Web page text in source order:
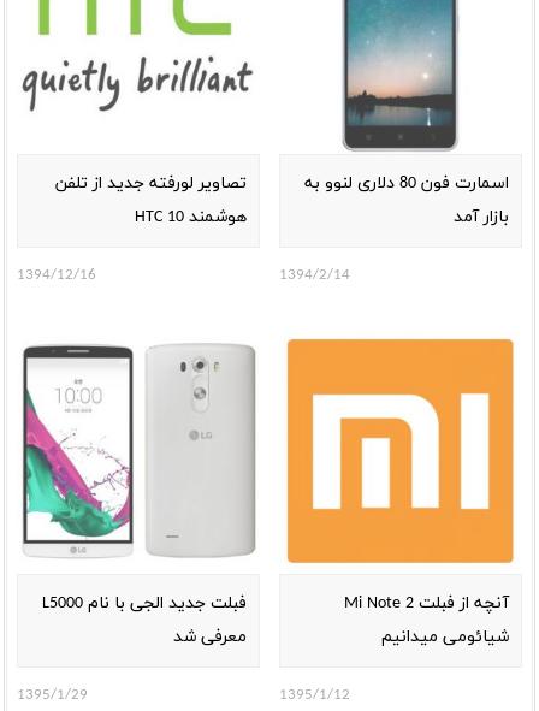
اسمارت فون 80 دلاری لنوو به
بازار آمد
1394/2/14
تصاویر لورفته جدید از تلفن
هوشمند HTC 10
1394/12/16
آنچه از فبلت Mi Note 2
شیائومی میدانیم
1395/1/12
فبلت جدید الجی با نام L5000
معرفی شد
1395/1/29